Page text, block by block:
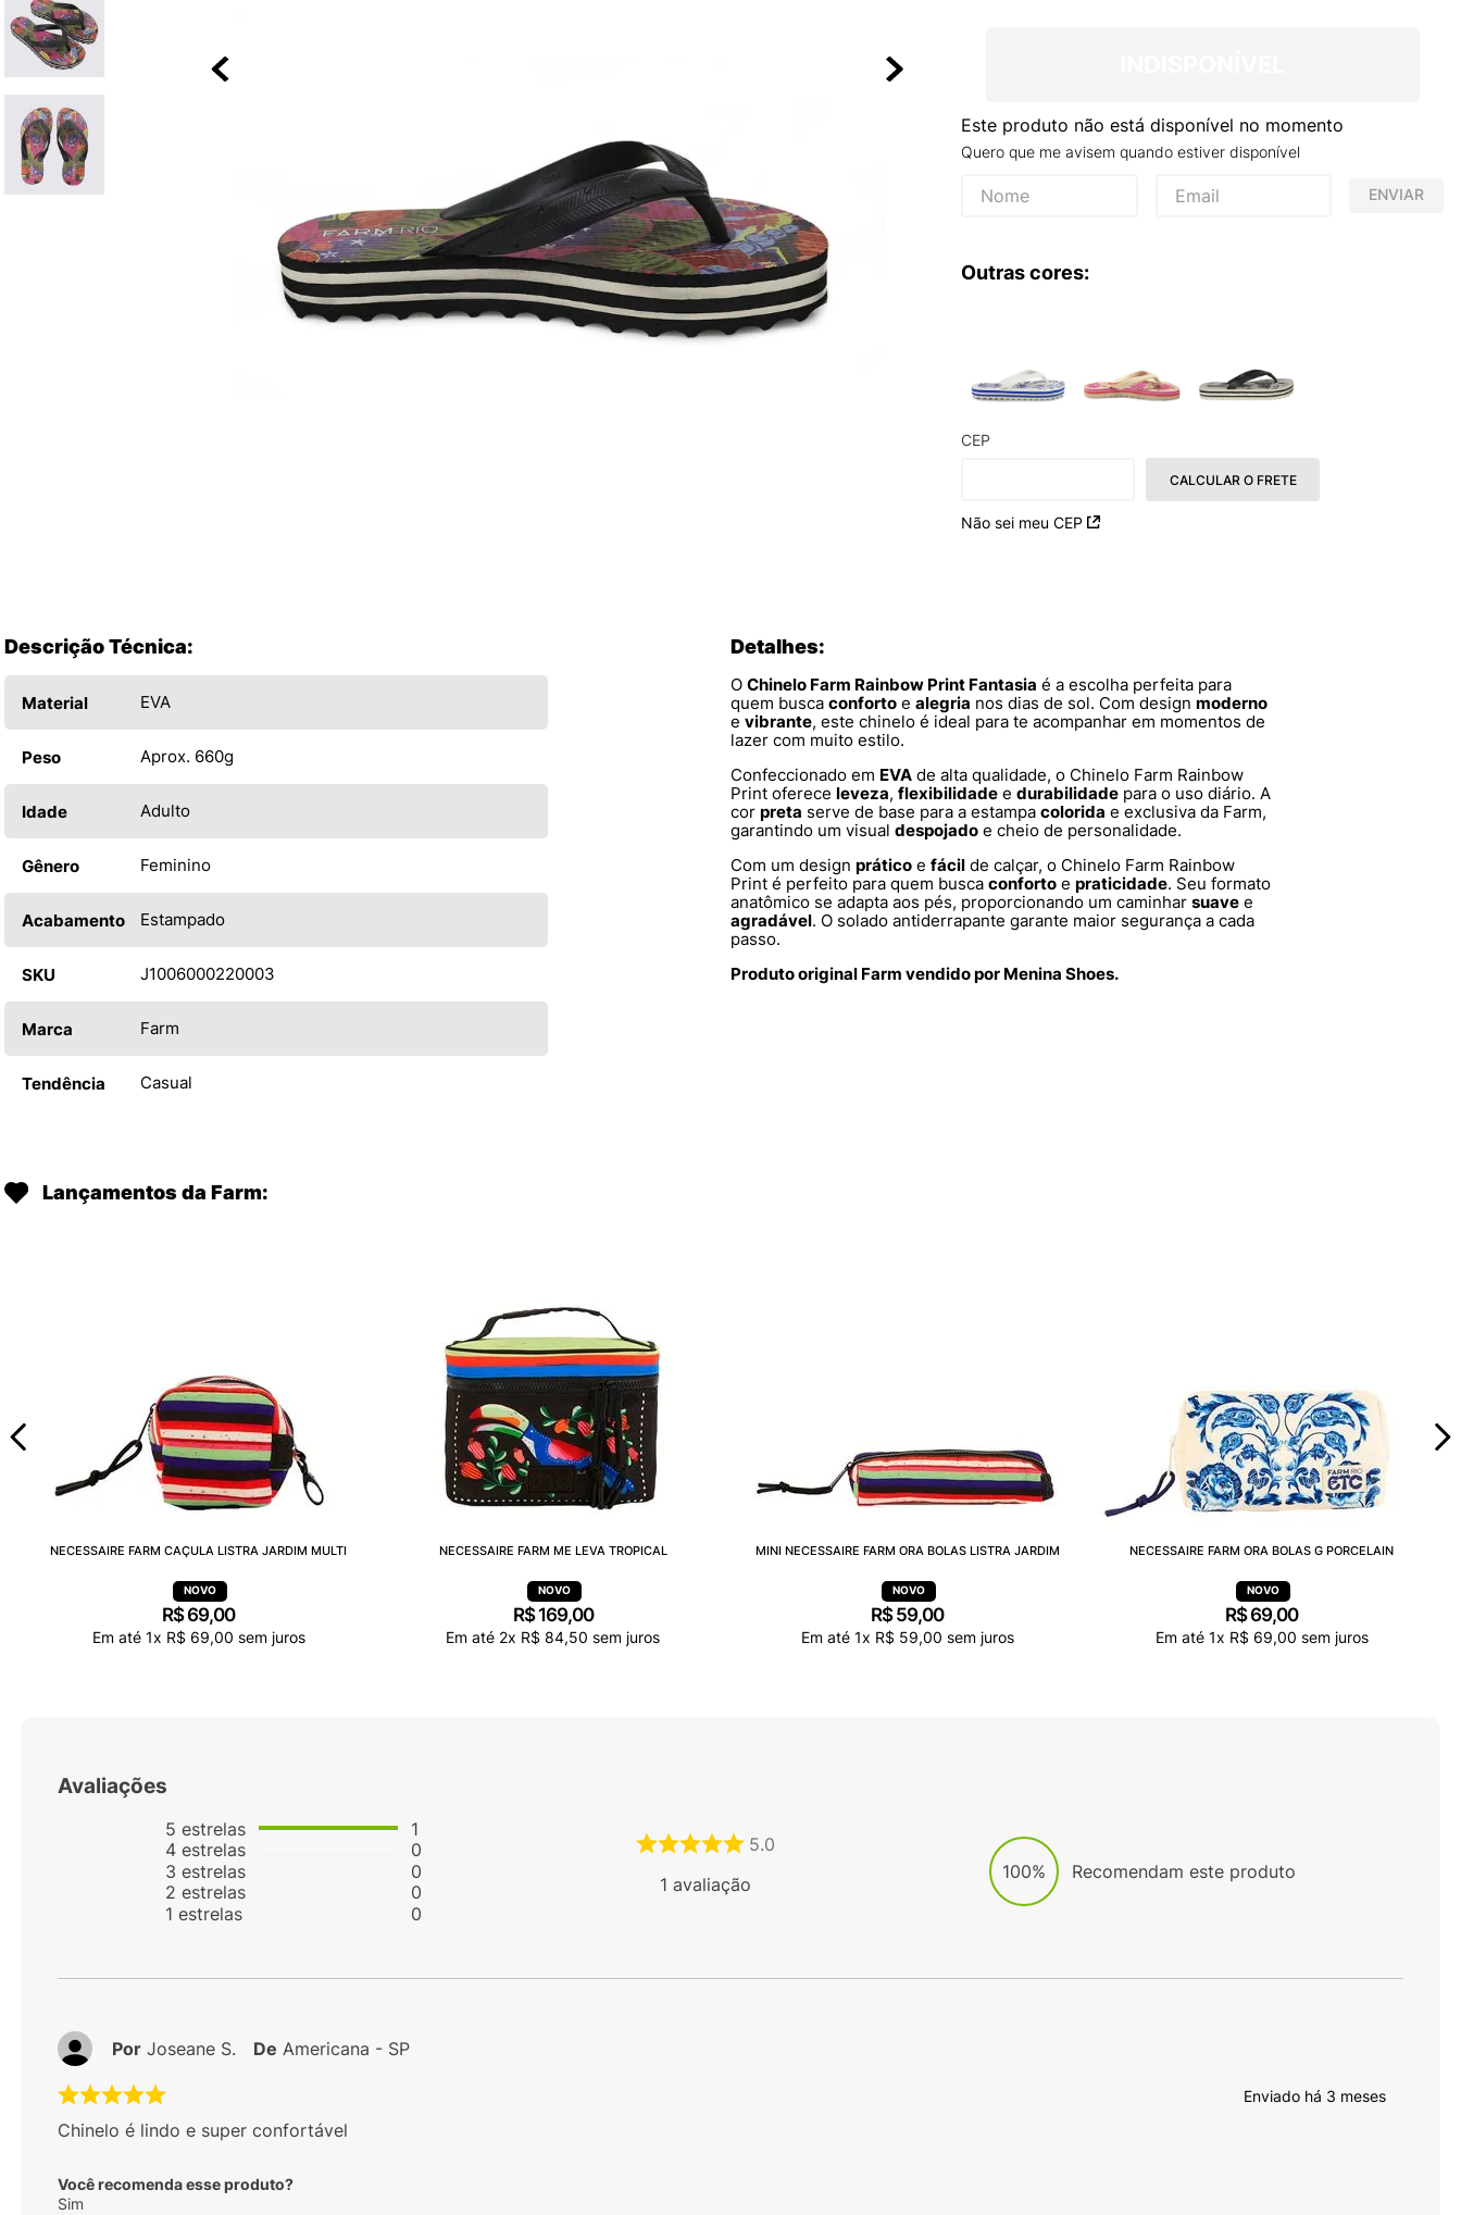
Este produto não está disponível no momento
Quero que me avisem quando estiver disponível
ENVIAR
Outras cores:
CEP
Não sei meu CEP
CALCULAR O FRETE
Descrição Técnica:
Material EVA
Peso Aprox. 660g
Idade Adulto
Gênero Feminino
Acabamento Estampado
SKU J1006000220003
Marca Farm
Tendência Casual
Detalhes:
O Chinelo Farm Rainbow Print Fantasia é a escolha perfeita para
quem busca conforto e alegria nos dias de sol. Com design moderno
e vibrante, este chinelo é ideal para te acompanhar em momentos de
lazer com muito estilo.
Confeccionado em EVA de alta qualidade, o Chinelo Farm Rainbow
Print oferece leveza, flexibilidade e durabilidade para o uso diário. A
cor preta serve de base para a estampa colorida e exclusiva da Farm,
garantindo um visual despojado e cheio de personalidade.
Com um design prático e fácil de calçar, o Chinelo Farm Rainbow
Print é perfeito para quem busca conforto e praticidade. Seu formato
anatômico se adapta aos pés, proporcionando um caminhar suave e
agradável. O solado antiderrapante garante maior segurança a cada
passo.
Produto original Farm vendido por Menina Shoes.
Lançamentos da Farm:
NECESSAIRE FARM CAÇULA LISTRA JARDIM MULTI
R$69,00
Em até 1x R$ 69,00 sem juros
NECESSAIRE FARM ME LEVA TROPICAL
R$ 169,00
Em até 2x R$ 84,50 sem juros
MINI NECESSAIRE FARM ORA BOLAS LISTRA JARDIM
R$59,00
Em até 1x R$ 59,00 sem juros
NECESSAIRE FARM ORA BOLAS G PORCELAIN
R$69,00
Em até 1x R$ 69,00 sem juros
Avaliações
5 estrelas
4estrelas
3 estrelas
2 estrelas
1 estrelas
1
0
0
0
0
5.0
1 avaliação
100% Recomendam este produto
Enviado há 3 meses
Chinelo é lindo e super confortável
Você recomenda esse produto?
Sim
Por Joseane S. De Americana - SP